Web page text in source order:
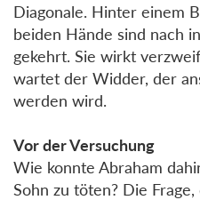
Diagonale. Hinter einem
beiden Hände sind nach
gekehrt. Sie wirkt
wartet der Widder, der
werden wird.
Vor der Versuchung
Wie konnte Abraham
Sohn zu töten? Die